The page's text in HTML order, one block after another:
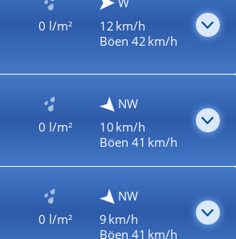
0 l/m²
12 km/h
Böen 42 km/h
0 l/m²
NW
10 km/h
Böen 41 km/h
0 l/m²
NW
9 km/h
Böen 41 km/h